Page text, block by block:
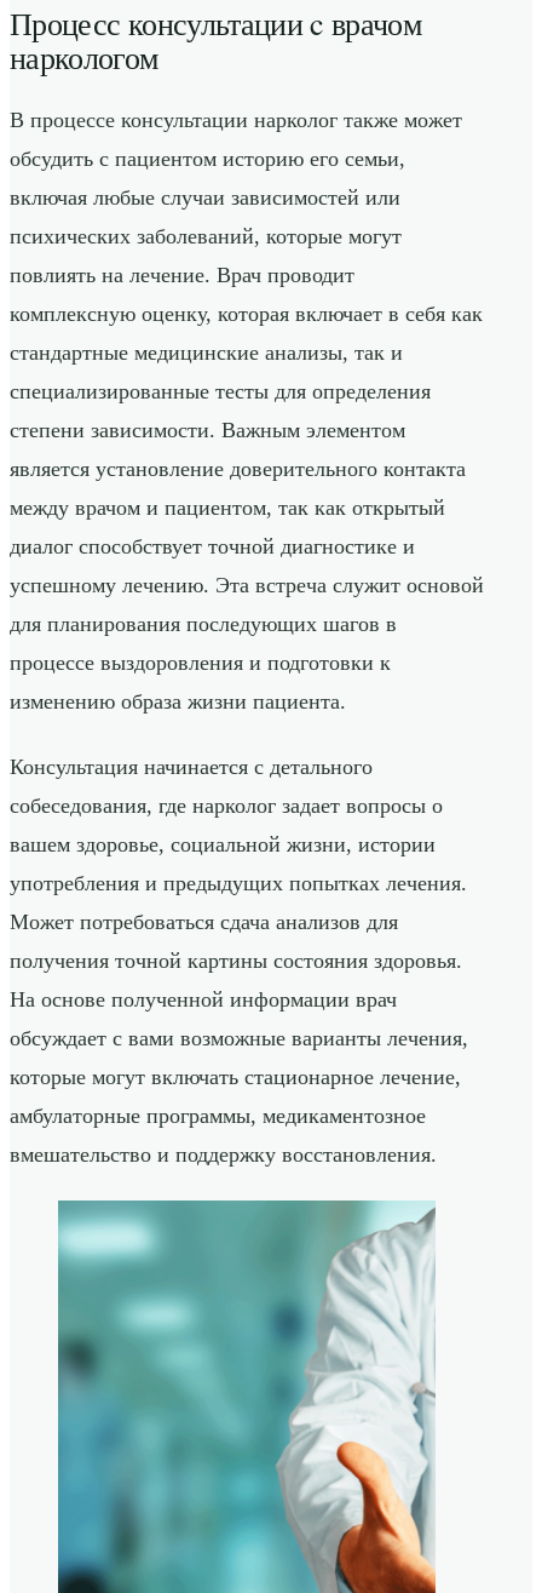
Процесс консультации c врачом
наркологом
В процессе консультации нарколог также может
обсудить с пациентом историю его семьи,
включая любые случаи зависимостей или
психических заболеваний, которые могут
повлиять на лечение. Врач проводит
комплексную оценку, которая включает в себя как
стандартные медицинские анализы, так и
специализированные тесты для определения
степени зависимости. Важным элементом
является установление доверительного контакта
между врачом и пациентом, так как открытый
диалог способствует точной диагностике и
успешному лечению. Эта встреча служит основой
для планирования последующих шагов в
процессе выздоровления и подготовки к
изменению образа жизни пациента.
Консультация начинается с детального
собеседования, где нарколог задает вопросы о
вашем здоровье, социальной жизни, истории
употребления и предыдущих попытках лечения.
Может потребоваться сдача анализов для
получения точной картины состояния здоровья.
На основе полученной информации врач
обсуждает с вами возможные варианты лечения,
которые могут включать стационарное лечение,
амбулаторные программы, медикаментозное
вмешательство и поддержку восстановления.